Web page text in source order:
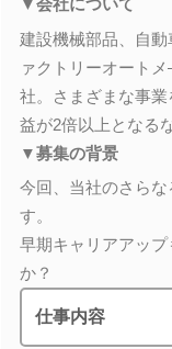
▼会社について
建設機械部品、自
ァクトリーオート
社。さまざまな事
益が2倍以上となる
▼募集の背景
今回、当社のさら
す。
早期キャリアアッ
か？
仕事内容